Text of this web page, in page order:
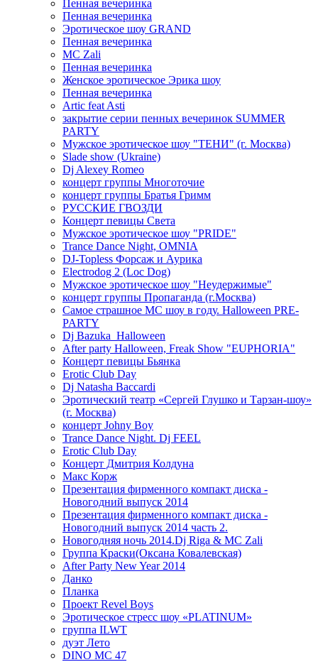
Пенная вечеринка
Пенная вечеринка
Эротическое шоу GRAND
Пенная вечеринка
MC Zali
Пенная вечеринка
Женское эротическое Эрика шоу
Пенная вечеринка
Artic feat Asti
закрытие серии пенных вечеринок SUMMER
PARTY
Мужское эротическое шоу "ТЕНИ" (г. Москва)
Slade show (Ukraine)
Dj Alexey Romeo
концерт группы Многоточие
концерт группы Братья Гримм
РУССКИЕ ГВОЗДИ
Концерт певицы Света
Мужское эротическое шоу "PRIDE"
Trance Dance Night, OMNIA
DJ-Topless Форсаж и Аурика
Electrodog 2 (Loc Dog)
Мужское эротическое шоу "Неудержимые"
концерт группы Пропаганда (г.Москва)
Самое страшное МС шоу в году. Halloween PRE-
PARTY
Dj Bazuka_Halloween
After party Halloween, Freak Show "EUPHORIA"
Концерт певицы Бьянка
Erotic Club Day
Dj Natasha Baccardi
Эротический театр «Сергей Глушко и Тарзан-шоу»
(г. Москва)
концерт Johny Boy
Trance Dance Night. Dj FEEL
Erotic Club Day
Концерт Дмитрия Колдуна
Макс Корж
Презентация фирменного компакт диска -
Новогодний выпуск 2014
Презентация фирменного компакт диска -
Новогодний выпуск 2014 часть 2.
Новогодняя ночь 2014.Dj Riga & MC Zali
Группа Краски(Оксана Ковалевская)
After Party New Year 2014
Данко
Планка
Проект Revel Boys
Эротическое стресс шоу «PLATINUM»
группа ILWT
дуэт Лето
DINO MC 47